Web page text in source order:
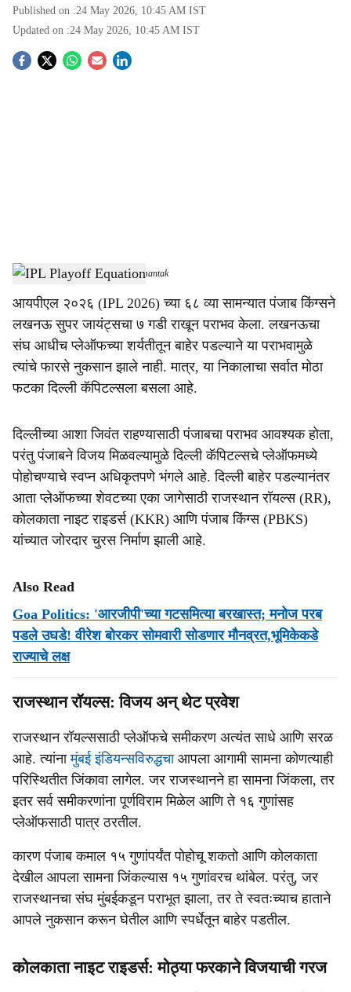
Published on :24 May 2026, 10:45 AM IST
Updated on :24 May 2026, 10:45 AM IST
S
a
r
e
IPL Playoff Equation -Dainik Gomantak
आयपीएल २०२६ (IPL 2026) च्या ६८ व्या सामन्यात पंजाब किंग्सने
लखनऊ सुपर जायंट्सचा ७ गडी राखून पराभव केला. लखनऊचा
संघ आधीच प्लेऑफच्या शर्यतीतून बाहेर पडल्याने या पराभवामुळे
त्यांचे फारसे नुकसान झाले नाही. मात्र, या निकालाचा सर्वात मोठा
फटका दिल्ली कॅपिटल्सला बसला आहे.
दिल्लीच्या आशा जिवंत राहण्यासाठी पंजाबचा पराभव आवश्यक होता,
परंतु पंजाबने विजय मिळवल्यामुळे दिल्ली कॅपिटल्सचे प्लेऑफमध्ये
पोहोचण्याचे स्वप्न अधिकृतपणे भंगले आहे. दिल्ली बाहेर पडल्यानंतर
आता प्लेऑफच्या शेवटच्या एका जागेसाठी राजस्थान रॉयल्स (RR),
कोलकाता नाइट राइडर्स (KKR) आणि पंजाब किंग्स (PBKS)
यांच्यात जोरदार चुरस निर्माण झाली आहे.
Also Read
Goa Politics: 'आरजीपी'च्‍या गटसमित्‍या बरखास्‍त; मनोज परब
पडले उघडे! वीरेश बोरकर सोमवारी सोडणार मौनव्रत,भूमिकेकडे
राज्‍याचे लक्ष
राजस्थान रॉयल्स: विजय अन् थेट प्रवेश
राजस्थान रॉयल्ससाठी प्लेऑफचे समीकरण अत्यंत साधे आणि सरळ
आहे. त्यांनामुंबई इंडियन्सविरुद्धचाआपला आगामी सामना कोणत्याही
परिस्थितीत जिंकावा लागेल. जर राजस्थानने हा सामना जिंकला, तर
इतर सर्व समीकरणांना पूर्णविराम मिळेल आणि ते १६ गुणांसह
प्लेऑफसाठी पात्र ठरतील.
कारण पंजाब कमाल १५ गुणांपर्यंत पोहोचू शकतो आणि कोलकाता
देखील आपला सामना जिंकल्यास १५ गुणांवरच थांबेल. परंतु, जर
राजस्थानचा संघ मुंबईकडून पराभूत झाला, तर ते स्वतःच्याच हाताने
आपले नुकसान करून घेतील आणि स्पर्धेतून बाहेर पडतील.
कोलकाता नाइट राइडर्स: मोठ्या फरकाने विजयाची गरज